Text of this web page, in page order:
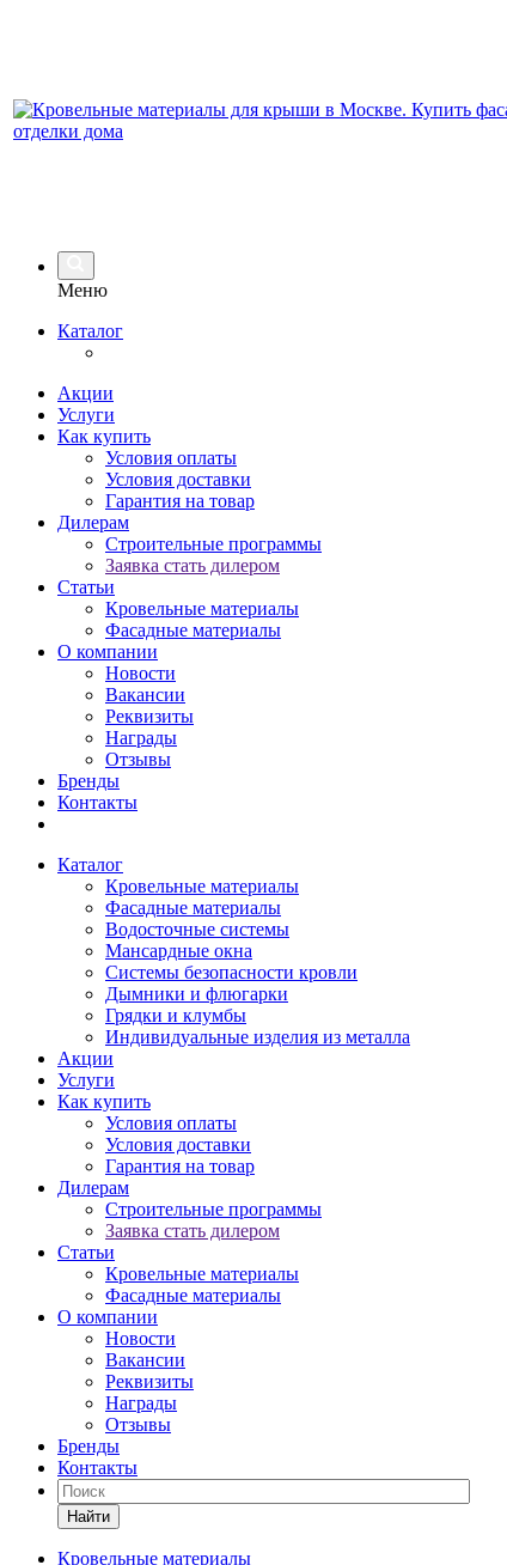
Меню
Каталог
Акции
Услуги
Как купить
Условия оплаты
Условия доставки
Гарантия на товар
Дилерам
Строительные программы
Заявка стать дилером
Статьи
Кровельные материалы
Фасадные материалы
О компании
Новости
Вакансии
Реквизиты
Награды
Отзывы
Бренды
Контакты
Каталог
Кровельные материалы
Фасадные материалы
Водосточные системы
Мансардные окна
Системы безопасности кровли
Дымники и флюгарки
Грядки и клумбы
Индивидуальные изделия из металла
Акции
Услуги
Как купить
Условия оплаты
Условия доставки
Гарантия на товар
Дилерам
Строительные программы
Заявка стать дилером
Статьи
Кровельные материалы
Фасадные материалы
О компании
Новости
Вакансии
Реквизиты
Награды
Отзывы
Бренды
Контакты
Найти
Кровельные материалы